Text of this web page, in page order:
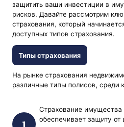
защитить ваши инвестиции в
рисков. Давайте рассмотрим
страхования, который
доступных типов страхования.
Типы страхования
На рынке страхования
различные типы полисов, среди
Страхование имущества
обеспечивает защиту от